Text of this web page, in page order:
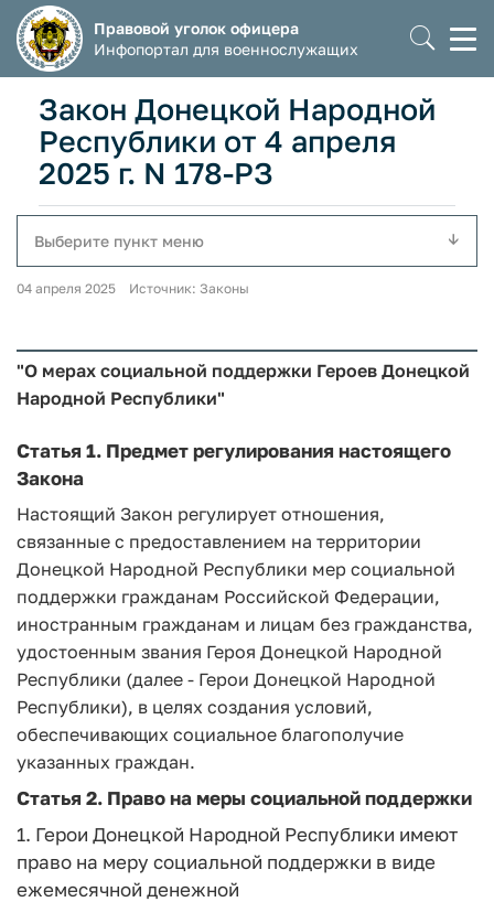
Правовой уголок офицера
Инфопортал для военнослужащих
Закон Донецкой Народной
Республики от 4 апреля
2025 г. N 178-РЗ
Выберите пункт меню
04 апреля 2025 Источник: Законы
"О мерах социальной поддержки Героев Донецкой
Народной Республики"
Статья 1. Предмет регулирования настоящего
Закона
Настоящий Закон регулирует отношения,
связанные с предоставлением на территории
Донецкой Народной Республики мер социальной
поддержки гражданам Российской Федерации,
иностранным гражданам и лицам без гражданства,
удостоенным звания Героя Донецкой Народной
Республики (далее - Герои Донецкой Народной
Республики), в целях создания условий,
обеспечивающих социальное благополучие
указанных граждан.
Статья 2. Право на меры социальной поддержки
1. Герои Донецкой Народной Республики имеют
право на меру социальной поддержки в виде
ежемесячной денежной